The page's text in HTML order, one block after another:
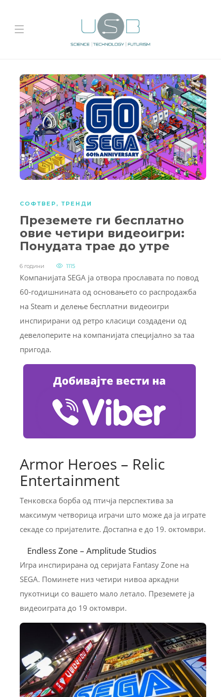
СОФТВЕР , ТРЕНДИ
Преземете ги бесплатно
овие четири видеоигри:
Понудата трае до утре
6 години 1115
Компанијата SEGA ја отворa прославата по повод
60-годишнината од основањето со распродажба
на Steam и делење бесплатни видеоигри
инспирирани од ретро класици создадени од
девелоперите на компанијата специјално за таа
пригода.
Armor Heroes – Relic
Entertainment
Тенковска борба од птичја перспектива за
максимум четворица играчи што може да ја играте
секаде со пријателите. Достапна е до 19. октомври.
Endless Zone – Amplitude Studios
Игра инспирирана од серијата Fantasy Zone на
SEGA. Поминете низ четири нивоа аркадни
пукотници со вашето мало летало. Преземете ја
видеоиграта до 19 октомври.